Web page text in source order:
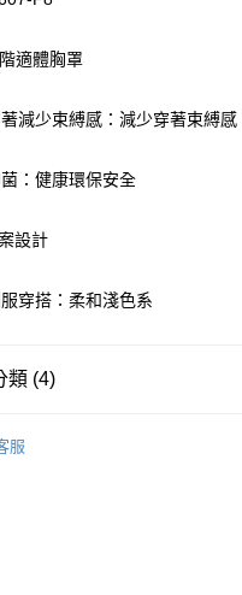
滿NT$1,000(含以上)免運費
貨
滿NT$1,000(含以上)免運費
滿NT$1,000(含以上)免運費
適體胸罩
減少束縛感：減少穿著束縛感
：健康環保安全
設計
穿搭：柔和淺色系
類 (4)
服